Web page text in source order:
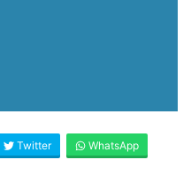
Twitter WhatsApp